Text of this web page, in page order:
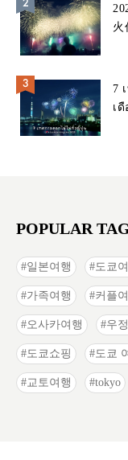
火
7
เ
POPULAR
일본여행 도쿄
가족여행 커플
오사카여행 우
도쿄쇼핑 도쿄
교토여행 tokyo